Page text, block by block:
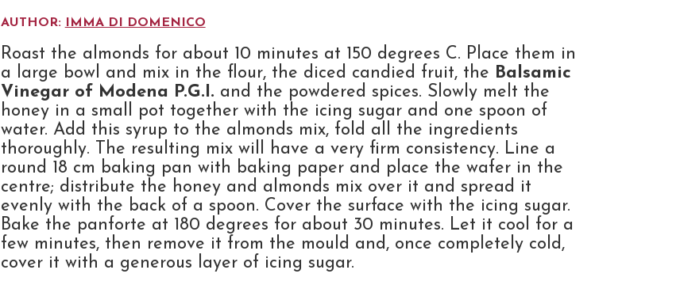
AUTHOR: IMMA DI DOMENICO
Roast the almonds for about 10 minutes at 150 degrees C. Place them in
a large bowl and mix in the flour, the diced candied fruit, the Balsamic
Vinegar of Modena P.G.I. and the powdered spices. Slowly melt the
honey in a small pot together with the icing sugar and one spoon of
water. Add this syrup to the almonds mix, fold all the ingredients
thoroughly. The resulting mix will have a very firm consistency. Line a
round 18 cm baking pan with baking paper and place the wafer in the
centre; distribute the honey and almonds mix over it and spread it
evenly with the back of a spoon. Cover the surface with the icing sugar.
Bake the panforte at 180 degrees for about 30 minutes. Let it cool for a
few minutes, then remove it from the mould and, once completely cold,
cover it with a generous layer of icing sugar.